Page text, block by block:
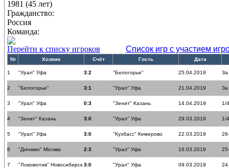
1981 (45 лет)
Гражданство:
Россия
Команда:
Перейти к списку игроков
Список игр с участием
№ Хозяин Счёт Гость Дата
1 "Урал" Уфа 3:2 "Белогорье" 25.04.2019 За
2 "Белогорье" 3:1 "Урал" Уфа 21.04.2019 За
3 "Урал" Уфа 0:3 "Зенит" Казань 14.04.2019 1/
4 "Зенит" Казань 3:0 "Урал" Уфа 29.03.2019 1/
5 "Урал" Уфа 3:0 "Кузбасс" Кемерово 22.03.2019
6 "Динамо" Москва 2:3 "Урал" Уфа 16.03.2019
7 "Локомотив" Новосибирск 3:0 "Урал" Уфа 09.03.2019